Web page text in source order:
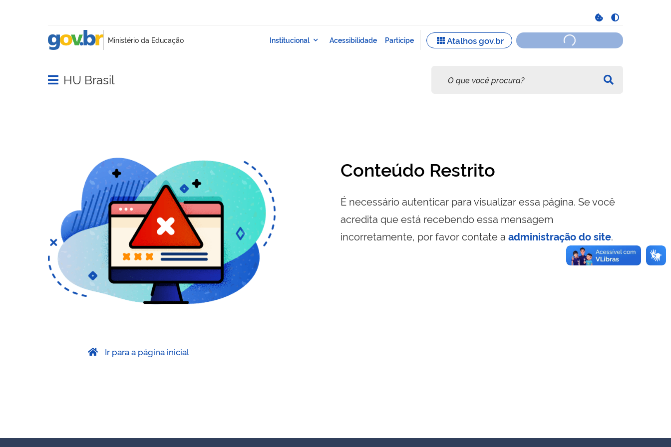
Abrir menu principal de navegação
HU Brasil
Conteúdo Restrito
É necessário autenticar para visualizar essa página. Se você
acredita que está recebendo essa mensagem
incorretamente, por favor contate a administração do site.
Ir para a página inicial